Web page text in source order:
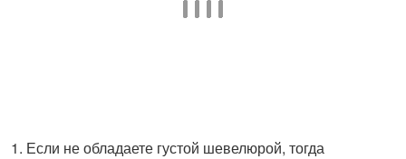
Если не обладаете густой шевелюрой, тогда